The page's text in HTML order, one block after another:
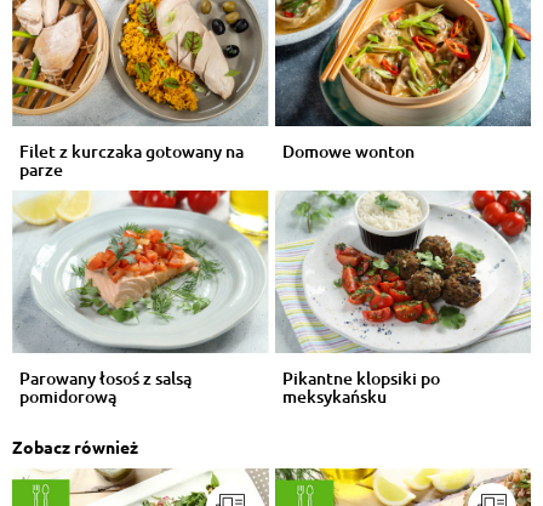
Filet z kurczaka gotowany na
parze
Domowe wonton
Parowany łosoś z salsą
pomidorową
Pikantne klopsiki po
meksykańsku
Zobacz również